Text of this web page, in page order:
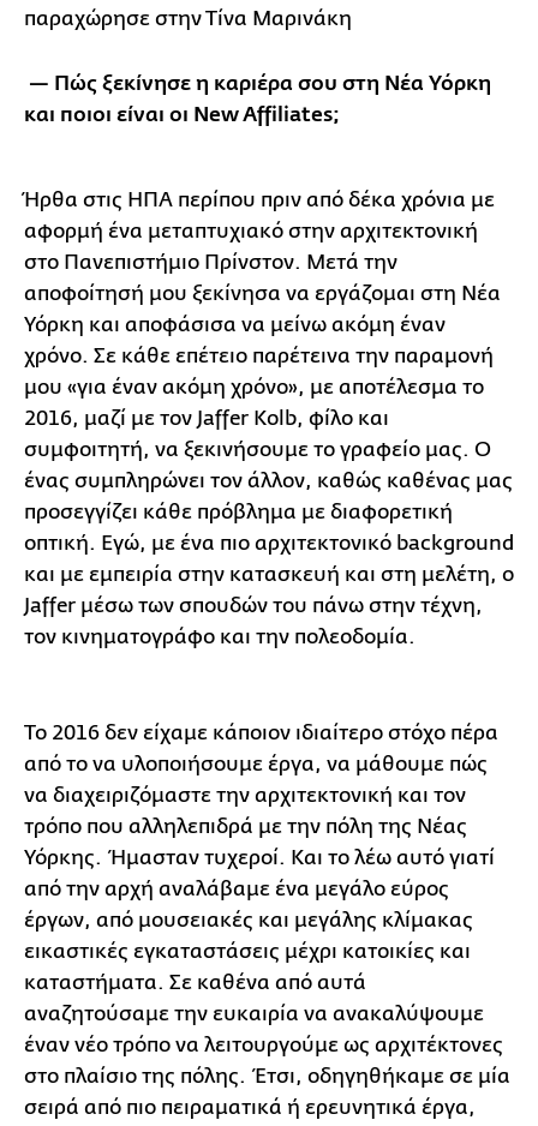
παραχώρησε στην Τίνα Μαρινάκη
— Πώς ξεκίνησε η καριέρα σου στη Νέα Υόρκη
και ποιοι είναι οι New Affiliates;
Ήρθα στις ΗΠΑ περίπου πριν από δέκα χρόνια με
αφορμή ένα μεταπτυχιακό στην αρχιτεκτονική
στο Πανεπιστήμιο Πρίνστον. Μετά την
αποφοίτησή μου ξεκίνησα να εργάζομαι στη Νέα
Υόρκη και αποφάσισα να μείνω ακόμη έναν
χρόνο. Σε κάθε επέτειο παρέτεινα την παραμονή
μου «για έναν ακόμη χρόνο», με αποτέλεσμα το
2016, μαζί με τον Jaffer Kolb, φίλο και
συμφοιτητή, να ξεκινήσουμε το γραφείο μας. Ο
ένας συμπληρώνει τον άλλον, καθώς καθένας μας
προσεγγίζει κάθε πρόβλημα με διαφορετική
οπτική. Εγώ, με ένα πιο αρχιτεκτονικό background
και με εμπειρία στην κατασκευή και στη μελέτη, ο
Jaffer μέσω των σπουδών του πάνω στην τέχνη,
τον κινηματογράφο και την πολεοδομία.
Το 2016 δεν είχαμε κάποιον ιδιαίτερο στόχο πέρα
από το να υλοποιήσουμε έργα, να μάθουμε πώς
να διαχειριζόμαστε την αρχιτεκτονική και τον
τρόπο που αλληλεπιδρά με την πόλη της Νέας
Υόρκης. Ήμασταν τυχεροί. Και το λέω αυτό γιατί
από την αρχή αναλάβαμε ένα μεγάλο εύρος
έργων, από μουσειακές και μεγάλης κλίμακας
εικαστικές εγκαταστάσεις μέχρι κατοικίες και
καταστήματα. Σε καθένα από αυτά
αναζητούσαμε την ευκαιρία να ανακαλύψουμε
έναν νέο τρόπο να λειτουργούμε ως αρχιτέκτονες
στο πλαίσιο της πόλης. Έτσι, οδηγηθήκαμε σε μία
σειρά από πιο πειραματικά ή ερευνητικά έργα,